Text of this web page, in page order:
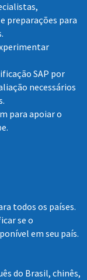
preparações para
SAP por
necessários
para apoiar o
todos os países.
se o
em seu país.
do Brasil, chinês,